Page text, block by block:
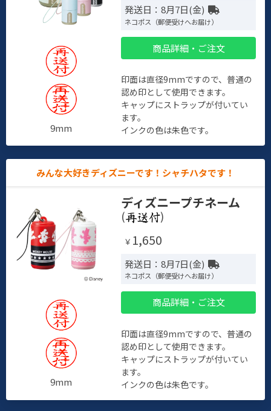
9mm
発送日：8月7日(金)
ネコポス（郵便受けへお届け）
商品詳細・ご注文
印面は直径9mmですので、普通の
認め印として使用できます。
キャップにストラップが付いてい
ます。
インクの色は朱色です。
みんな大好きディズニーです！シャチハタです！
9mm
ディズニープチネーム
( )
￥ 1,650
発送日：8月7日(金)
ネコポス（郵便受けへお届け）
商品詳細・ご注文
印面は直径9mmですので、普通の
認め印として使用できます。
キャップにストラップが付いてい
ます。
インクの色は朱色です。